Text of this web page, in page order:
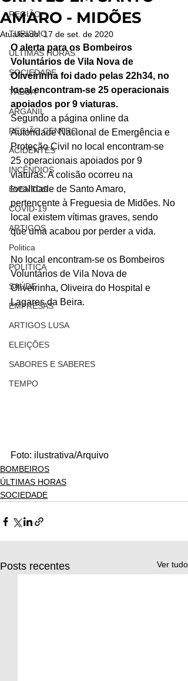
REGIÃO
TURISMO
ÚLTIMAS HORAS
SOCIEDADE
TÁBUA
ARGANIL
REGIÃO CENTRO
ACIDENTES
INCÊNDIOS
EVENTOS
COVID-19
ARTIGOS
Politica
POLITICA
SAÚDE
EMPRESAS
ARTIGOS LUSA
ELEIÇÕES
SABORES E SABERES
TEMPO
AMARO - MIDÕES
Atualizado:17 de set. de 2020
O alerta para os Bombeiros
Voluntários de Vila Nova de
Oliveirinha foi dado pelas 22h34, no
local encontram-se 25 operacionais
apoiados por 9 viaturas.
Segundo a página online da
Autoridade Nacional de Emergência e
Proteção Civil no local encontram-se
25 operacionais apoiados por 9
viaturas. A colisão ocorreu na
localidade de Santo Amaro,
pertencente à Freguesia de Midões. No
local existem vítimas graves, sendo
que uma acabou por perder a vida.
No local encontram-se os Bombeiros
Voluntários de Vila Nova de
Oliveirinha, Oliveira do Hospital e
Lagares da Beira.
Foto: ilustrativa/Arquivo
BOMBEIROS
ÚLTIMAS HORAS
SOCIEDADE
Posts recentes Ver tudo